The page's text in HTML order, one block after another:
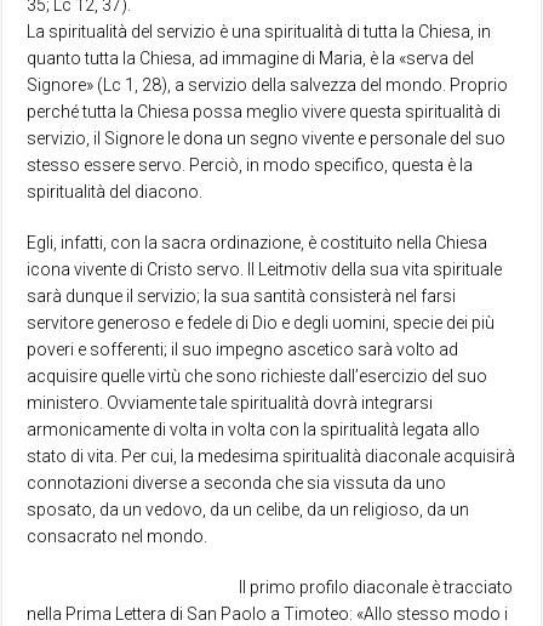
35; Lc 12, 37).
La spiritualità del servizio è una spiritualità di tutta la Chiesa, in
quanto tutta la Chiesa, ad immagine di Maria, è la «serva del
Signore» (Lc 1, 28), a servizio della salvezza del mondo. Proprio
perché tutta la Chiesa possa meglio vivere questa spiritualità di
servizio, il Signore le dona un segno vivente e personale del suo
stesso essere servo. Perciò, in modo specifico, questa è la
spiritualità del diacono.
Egli, infatti, con la sacra ordinazione, è costituito nella Chiesa
icona vivente di Cristo servo. Il Leitmotiv della sua vita spirituale
sarà dunque il servizio; la sua santità consisterà nel farsi
servitore generoso e fedele di Dio e degli uomini, specie dei più
poveri e sofferenti; il suo impegno ascetico sarà volto ad
acquisire quelle virtù che sono richieste dall’esercizio del suo
ministero. Ovviamente tale spiritualità dovrà integrarsi
armonicamente di volta in volta con la spiritualità legata allo
stato di vita. Per cui, la medesima spiritualità diaconale acquisirà
connotazioni diverse a seconda che sia vissuta da uno
sposato, da un vedovo, da un celibe, da un religioso, da un
consacrato nel mondo.
Il primo profilo diaconale è tracciato
nella Prima Lettera di San Paolo a Timoteo: «Allo stesso modo i